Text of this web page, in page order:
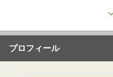
プロフィール